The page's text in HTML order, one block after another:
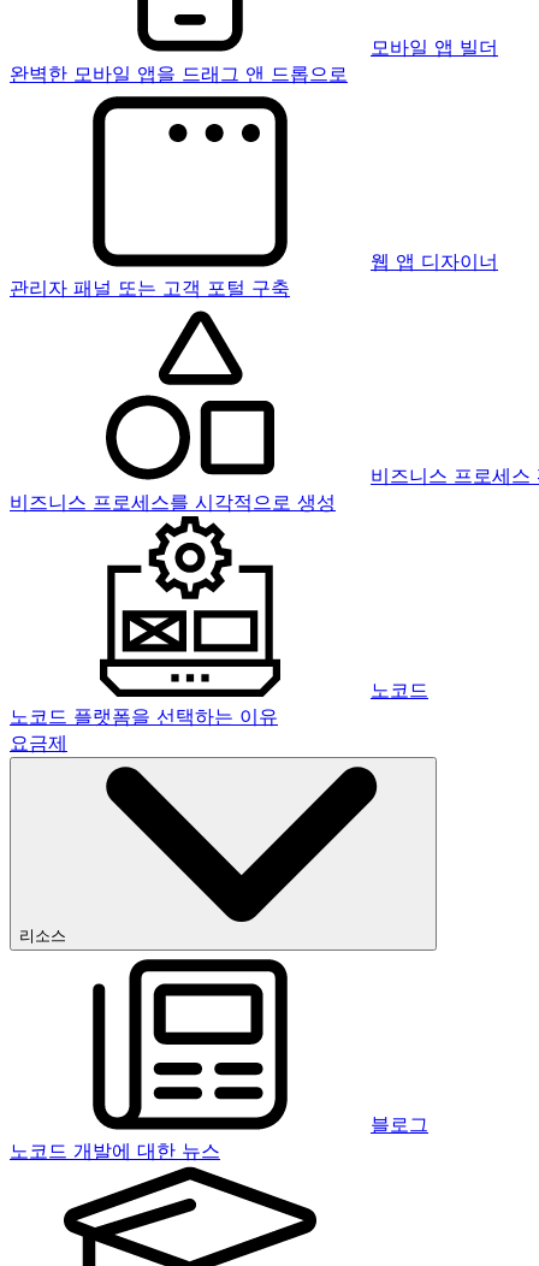
모바일 앱 빌더
완벽한 모바일 앱을 드래그 앤 드롭으로
웹 앱 디자이너
관리자 패널 또는 고객 포털 구축
비즈니스 프로세스
비즈니스 프로세스를 시각적으로 생성
노코드
노코드 플랫폼을 선택하는 이유
요금제
리소스
블로그
노코드 개발에 대한 뉴스